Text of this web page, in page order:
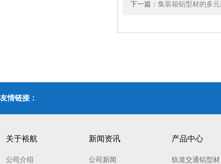
下一篇： 集装箱铝型材的多
友情链接：
关于裕航
公司介绍
新闻资讯
公司新闻
产品中心
轨道交通铝型材